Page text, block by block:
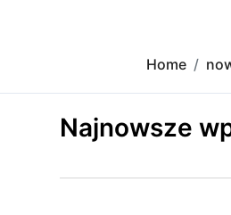
Home
Najnowsze